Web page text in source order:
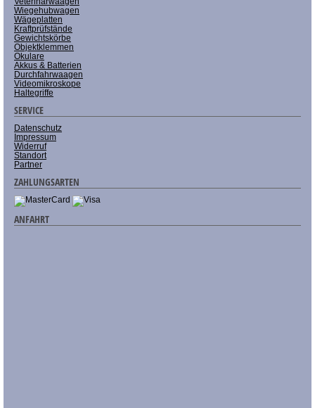
Wiegehubwagen
Wägeplatten
Kraftprüfstände
Gewichtskörbe
Objektklemmen
Okulare
Akkus & Batterien
Durchfahrwaagen
Videomikroskope
Haltegriffe
SERVICE
Datenschutz
Impressum
Widerruf
Standort
Partner
ZAHLUNGSARTEN
ANFAHRT